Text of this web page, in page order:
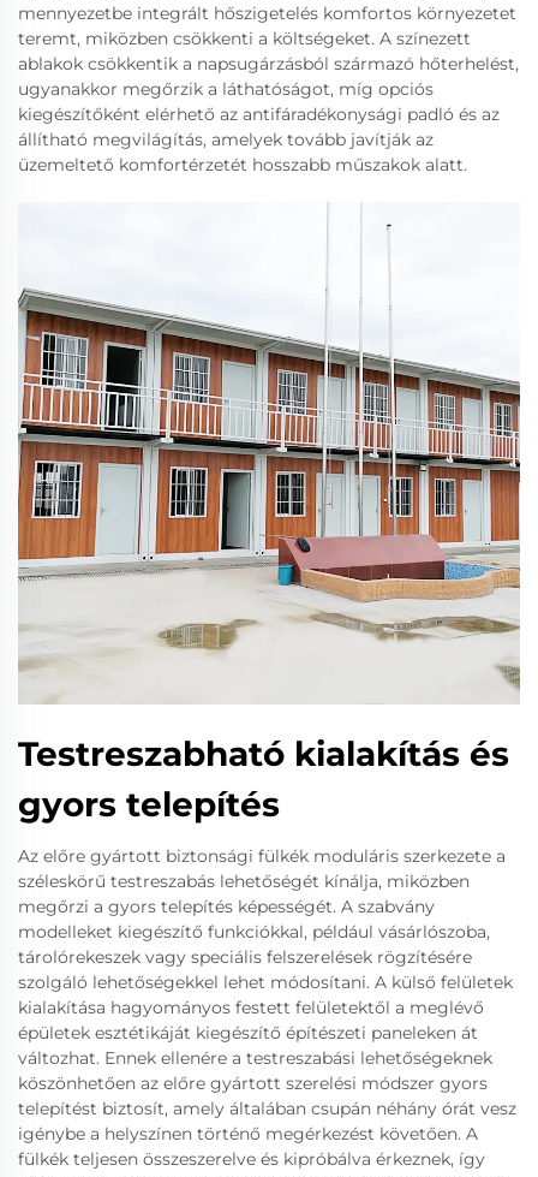
mennyezetbe integrált hőszigetelés komfortos környezetet
teremt, miközben csökkenti a költségeket. A színezett
ablakok csökkentik a napsugárzásból származó hőterhelést,
ugyanakkor megőrzik a láthatóságot, míg opciós
kiegészítőként elérhető az antifáradékonysági padló és az
állítható megvilágítás, amelyek tovább javítják az
üzemeltető komfortérzetét hosszabb műszakok alatt.
Testreszabható kialakítás és
gyors telepítés
Az előre gyártott biztonsági fülkék moduláris szerkezete a
széleskörű testreszabás lehetőségét kínálja, miközben
megőrzi a gyors telepítés képességét. A szabvány
modelleket kiegészítő funkciókkal, például vásárlószoba,
tárolórekeszek vagy speciális felszerelések rögzítésére
szolgáló lehetőségekkel lehet módosítani. A külső felületek
kialakítása hagyományos festett felületektől a meglévő
épületek esztétikáját kiegészítő építészeti paneleken át
változhat. Ennek ellenére a testreszabási lehetőségeknek
köszönhetően az előre gyártott szerelési módszer gyors
telepítést biztosít, amely általában csupán néhány órát vesz
igénybe a helyszínen történő megérkezést követően. A
fülkék teljesen összeszerelve és kipróbálva érkeznek, így